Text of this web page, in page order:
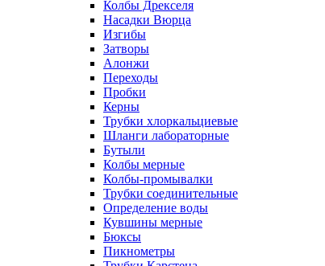
Колбы Дрекселя
Насадки Вюрца
Изгибы
Затворы
Алонжи
Переходы
Пробки
Керны
Трубки хлоркальциевые
Шланги лабораторные
Бутыли
Колбы мерные
Колбы-промывалки
Трубки соединительные
Определение воды
Кувшины мерные
Бюксы
Пикнометры